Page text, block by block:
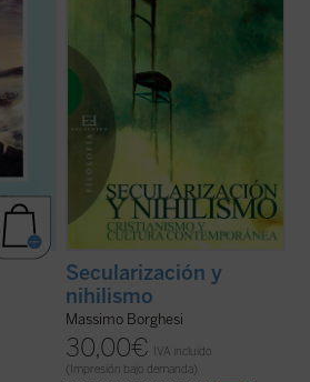
Este hecho es lo que ha llevado a Massimo
(ver ficha)
Secularización y
nihilismo
Massimo Borghesi
30,00€
IVA incluido
(Impresión bajo demanda)